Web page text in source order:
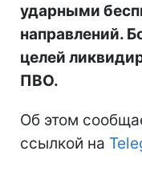
ударными
направлений.
целей
ПВО.
Об этом
ссылкой на